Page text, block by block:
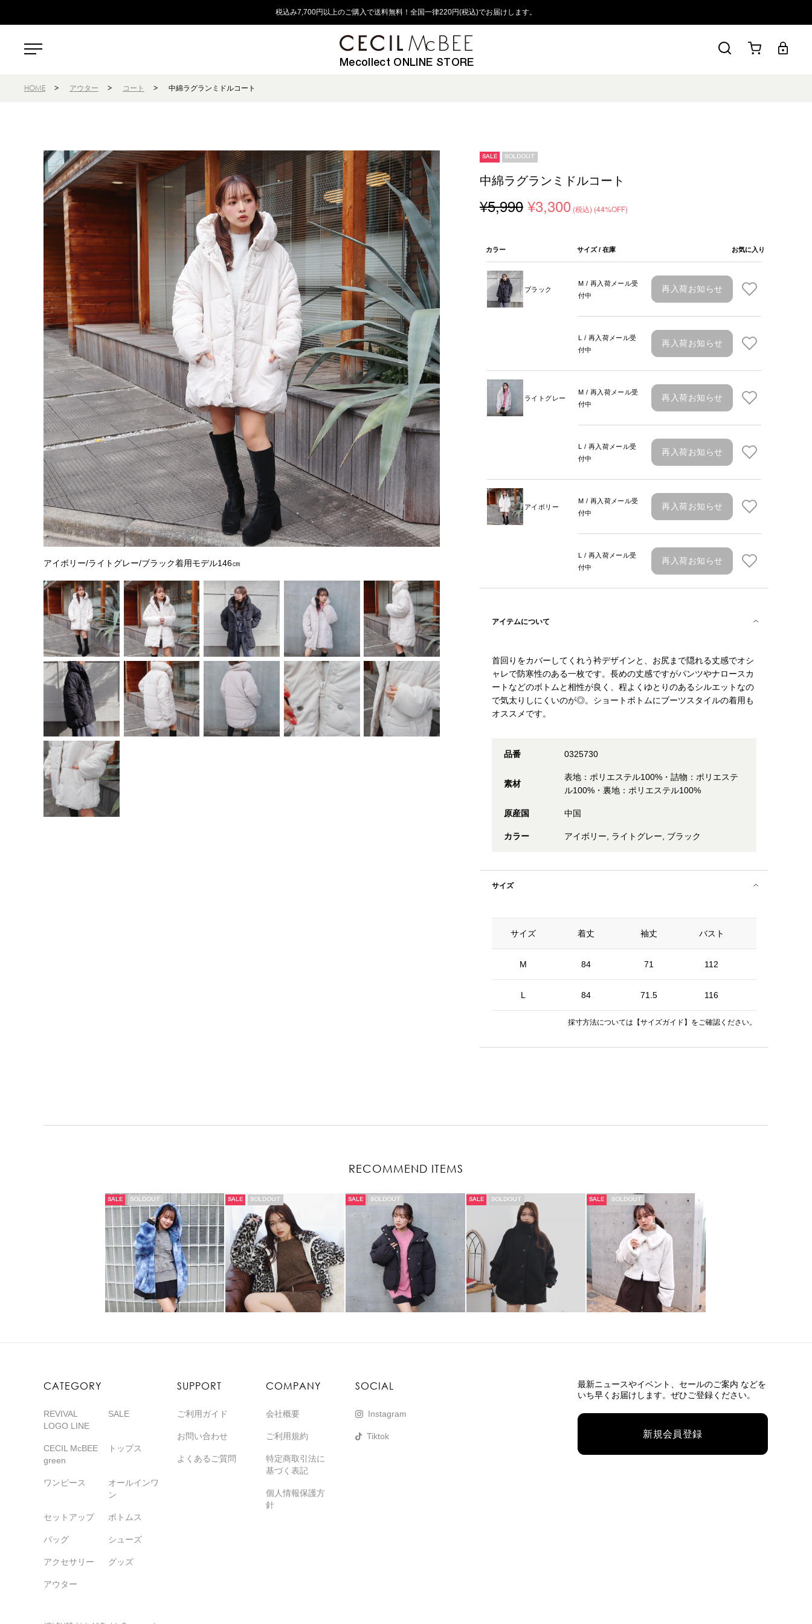
税込み7,700円以上のご購入で送料無料！全国一律220円(税込)でお届けします。
Mecollect ONLINE STORE
HOME > アウター > コート > 中綿ラグランミドルコート
アイボリー/ライトグレー/ブラック着用モデル146㎝
SALE SOLDOUT
中綿ラグランミドルコート
¥5,990 ¥3,300 (税込) (44%OFF)
カラー サイズ / 在庫 お気に入り
ブラック
M / 再入荷メール受
付中
再入荷お知らせ
L / 再入荷メール受
付中
再入荷お知らせ
ライトグレー
M / 再入荷メール受
付中
再入荷お知らせ
L / 再入荷メール受
付中
再入荷お知らせ
アイボリー
M / 再入荷メール受
付中
再入荷お知らせ
L / 再入荷メール受
付中
再入荷お知らせ
アイテムについて
首回りをカバーしてくれう衿デザインと、お尻まで隠れる丈感でオシ
ャレで防寒性のある一枚です。長めの丈感ですがパンツやナロースカ
ートなどのボトムと相性が良く、程よくゆとりのあるシルエットなの
で気太りしにくいのが◎。ショートボトムにブーツスタイルの着用も
オススメです。
品番 0325730
素材
表地：ポリエステル100%・詰物：ポリエステ
ル100%・裏地：ポリエステル100%
原産国 中国
カラー アイボリー, ライトグレー, ブラック
サイズ
サイズ
M
L
着丈 袖丈 バスト
84 71 112
84 71.5 116
採寸方法については 【サイズガイド】 をご確認ください。
RECOMMEND ITEMS
SALE SOLDOUT SALE SOLDOUT SALE SOLDOUT SALE SOLDOUT SALE SOLDOUT
CATEGORY
REVIVAL
LOGO LINE
SALE
CECIL McBEE
green
トップス
ワンピース
オールインワ
ン
セットアップ ボトムス
バッグ シューズ
アクセサリー グッズ
アウター
SUPPORT
ご利用ガイド
お問い合わせ
よくあるご質問
COMPANY
会社概要
ご利用規約
特定商取引法に
基づく表記
個人情報保護方
針
SOCIAL
Instagram
Tiktok
最新ニュースやイベント、 セールのご案内 などを
いち早くお届けします。ぜひご登録ください。
新規会員登録